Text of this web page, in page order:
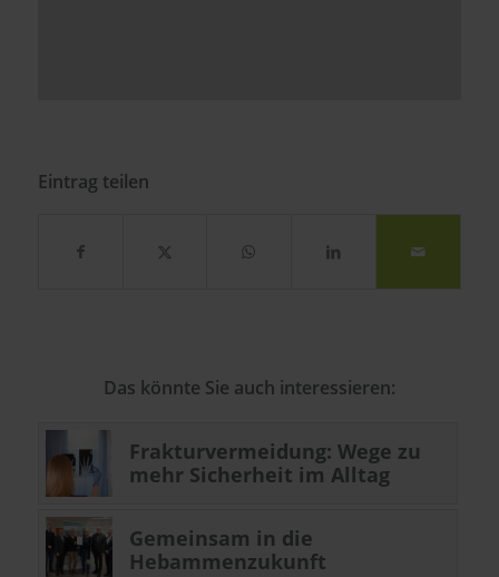
Eintrag teilen
Das könnte Sie auch interessieren:
Frakturvermeidung: Wege zu
mehr Sicherheit im Alltag
Gemeinsam in die
Hebammenzukunft